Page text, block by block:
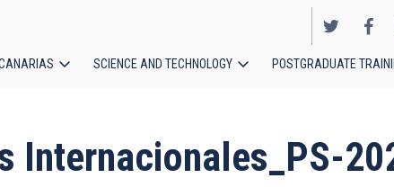
SCIENCE AND TECHNOLOGY POSTGRADUATE
Internacionales_PS-